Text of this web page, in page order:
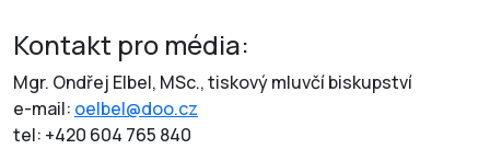
Kontakt pro média:
Mgr. Ondřej Elbel, MSc., tiskový mluvčí biskupství
e-mail: oelbel@doo.cz
tel: +420 604 765 840